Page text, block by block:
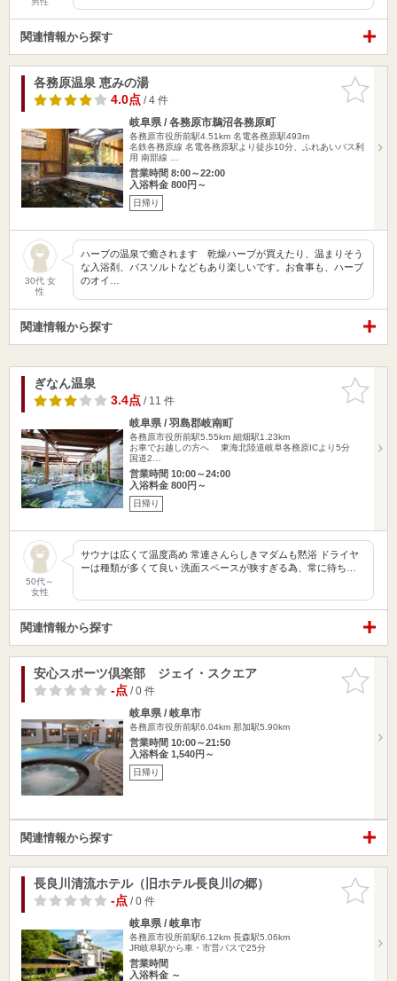
関連情報から探す
お気に入
りに追加
各務原温泉 恵みの湯
4.0点/ 4 件
岐阜県 / 各務原市鵜沼各務原町
各務原市役所前駅4.51km 名電各務原駅493m
名鉄各務原線 名電各務原駅より徒歩10分、ふれあいバス利
用 南部線 …
営業時間 8:00～22:00
入浴料金 800円～
日帰り
30代 女
性
ハーブの温泉で癒されます 乾燥ハーブが買えたり、温まりそう
な入浴剤、バスソルトなどもあり楽しいです。お食事も、ハーブ
のオイ…
関連情報から探す
お気に入
りに追加
ぎなん温泉
3.4点/ 11 件
岐阜県 / 羽島郡岐南町
各務原市役所前駅5.55km 細畑駅1.23km
お車でお越しの方へ 東海北陸道岐阜各務原ICより5分
国道2…
営業時間 10:00～24:00
入浴料金 800円～
日帰り
50代～
女性
サウナは広くて温度高め 常連さんらしきマダムも黙浴 ドライヤ
ーは種類が多くて良い 洗面スペースが狭すぎる為、常に待ち…
関連情報から探す
お気に入
りに追加
安心スポーツ倶楽部 ジェイ・スクエア
-点/ 0 件
岐阜県 / 岐阜市
各務原市役所前駅6.04km 那加駅5.90km
営業時間 10:00～21:50
入浴料金 1,540円～
日帰り
関連情報から探す
お気に入
りに追加
長良川清流ホテル（旧ホテル長良川の郷）
-点/ 0 件
岐阜県 / 岐阜市
各務原市役所前駅6.12km 長森駅5.06km
JR岐阜駅から車・市営バスで25分
営業時間
入浴料金 ～